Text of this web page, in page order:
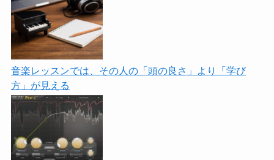
音楽レッスンでは、その人の「頭の良さ」より「学び
方」が見える